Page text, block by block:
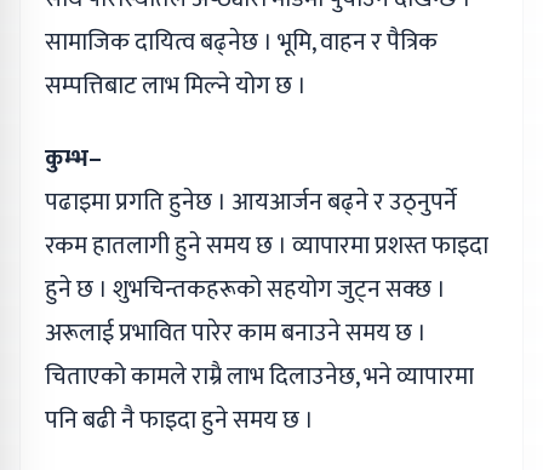
सामाजिक दायित्व बढ्नेछ । भूमि, वाहन र पैत्रिक
सम्पत्तिबाट लाभ मिल्ने योग छ ।
कुम्भ–
पढाइमा प्रगति हुनेछ । आयआर्जन बढ्ने र उठ्नुपर्ने
रकम हातलागी हुने समय छ । व्यापारमा प्रशस्त फाइदा
हुने छ । शुभचिन्तकहरूको सहयोग जुट्न सक्छ ।
अरूलाई प्रभावित पारेर काम बनाउने समय छ ।
चिताएको कामले राम्रै लाभ दिलाउनेछ, भने व्यापारमा
पनि बढी नै फाइदा हुने समय छ ।